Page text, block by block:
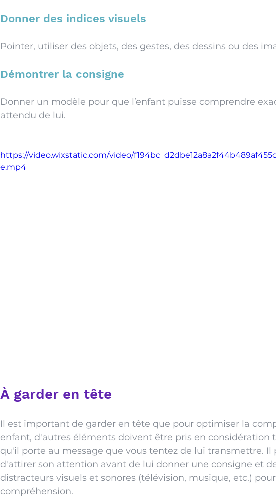
Donner des indices visuels
Pointer, utiliser des objets, des gestes, des dessins ou des
Démontrer la consigne
Donner un modèle pour que l’enfant puisse comprendre
attendu de lui.
https://video.wixstatic.com/video/
e.mp4
À garder en tête
Il est important de garder en tête que pour optimiser la
enfant, d'autres éléments doivent être pris en considération
qu'il porte au message que vous tentez de lui transmettre. Il
d'attirer son attention avant de lui donner une consigne et
distracteurs visuels et sonores (télévision, musique, etc.)
compréhension.